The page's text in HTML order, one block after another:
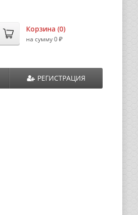
Корзина (0)
на сумму0₽
РЕГИСТРАЦИЯ